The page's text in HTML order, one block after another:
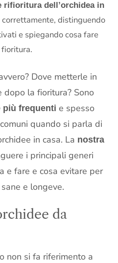
rifioritura dell’orchidea in
distinguendo
e spiegando cosa fare
Dove metterle in
dopo la fioritura? Sono
più frequenti e spesso
quando si parla di
in casa. La nostra
i principali generi
e fare e cosa evitare per
e longeve.
da
non si fa riferimento a